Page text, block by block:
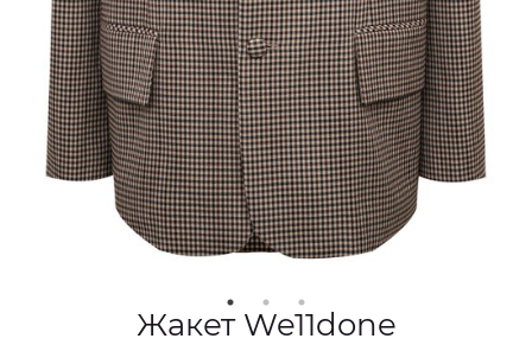
Жакет We11done